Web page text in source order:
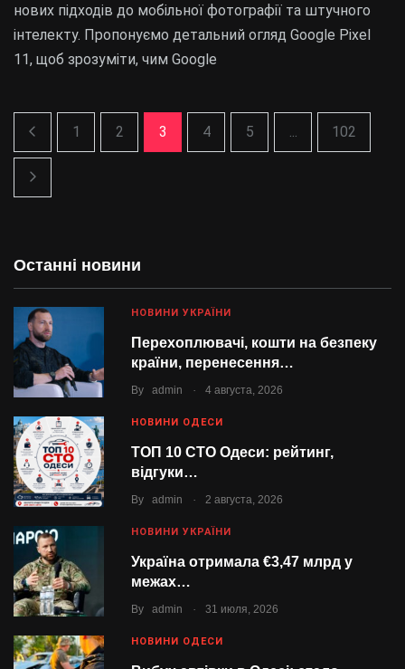
нових підходів до мобільної фотографії та штучного
інтелекту. Пропонуємо детальний огляд Google Pixel
11, щоб зрозуміти, чим Google
1 2 3 4 5 ... 102
Останні новини
НОВИНИ УКРАЇНИ
Перехоплювачі, кошти на безпеку
країни, перенесення…
By admin . 4 августа, 2026
НОВИНИ ОДЕСИ
ТОП 10 СТО Одеси: рейтинг,
відгуки…
By admin . 2 августа, 2026
НОВИНИ УКРАЇНИ
Україна отримала €3,47 млрд у
межах…
By admin . 31 июля, 2026
НОВИНИ ОДЕСИ